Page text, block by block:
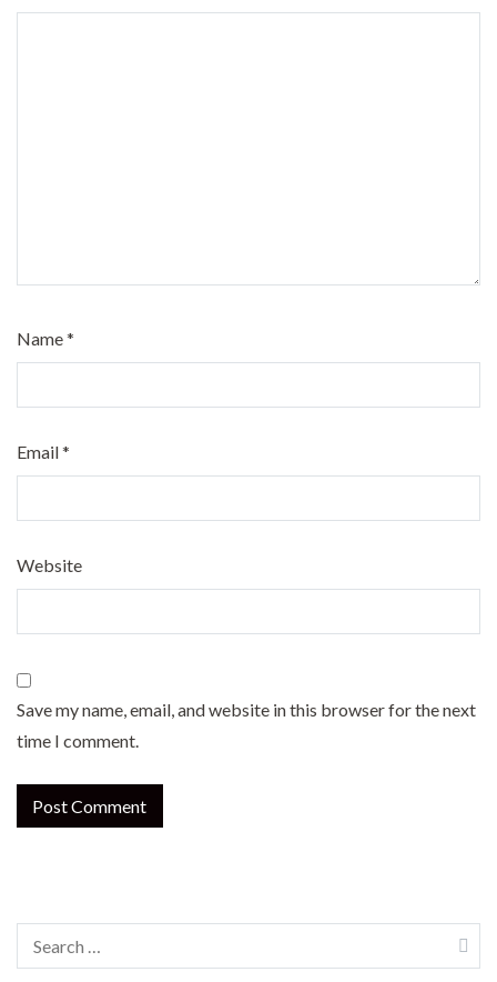
Name*
Email*
Website
Save my name, email, and website in this browser for the next
time I comment.
Search
for: